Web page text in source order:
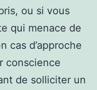
ou si vous
qui menace de
cas d’approche
conscience
de solliciter un